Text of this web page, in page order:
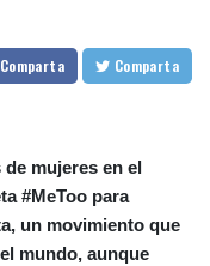
Comparta Comparta
mujeres en el
#MeToo para
un movimiento que
mundo, aunque